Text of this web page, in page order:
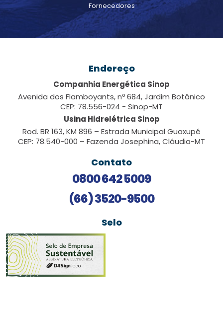
Fornecedores
Endereço
Companhia Energética Sinop
Avenida dos Flamboyants, nº 684, Jardim Botânico
CEP: 78.556-024 - Sinop-MT
Usina Hidrelétrica Sinop
Rod. BR 163, KM 896 – Estrada Municipal Guaxupé
CEP: 78.540-000 – Fazenda Josephina, Cláudia-MT
Contato
0800 642 5009
(66) 3520-9500
Selo